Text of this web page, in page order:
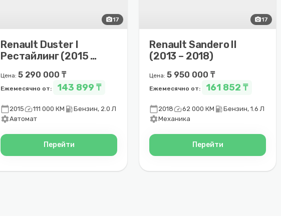
photo_camera17
Renault Duster I
Рестайлинг (2015 –
Цена: 5 290 000 ₸
Ежемесячно от: 143 899 ₸
calendar_today2015speed111 000 КМ local_gas_stationБензин, 2.0 Л
settingsАвтомат
Перейти
photo_camera17
Renault Sandero II
(2013 – 2018)
Цена: 5 950 000 ₸
Ежемесячно от: 161 852 ₸
calendar_today2018speed62 000 КМ local_gas_stationБензин, 1.6 Л
settingsМеханика
Перейти